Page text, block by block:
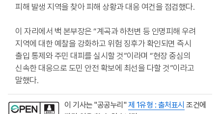
피해 발생 지역을 찾아 피해 상황과 대응 여건을 점검했다.
이 자리에서 백 본부장은 “계곡과 하천변 등 인명피해 우려
지역에 대한 예찰을 강화하고 위험 징후가 확인되면 즉시
출입 통제와 주민 대피를 실시할 것”이라며 “현장 중심의
신속한 대응으로 도민 안전 확보에 최선을 다할 것”이라고
말했다.
이 기사는 "공공누리" 제 1유형 : 출처표시 조건에